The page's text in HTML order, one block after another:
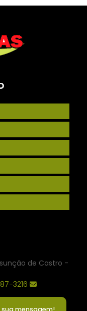
de Castro -
3216
sua mensagem!